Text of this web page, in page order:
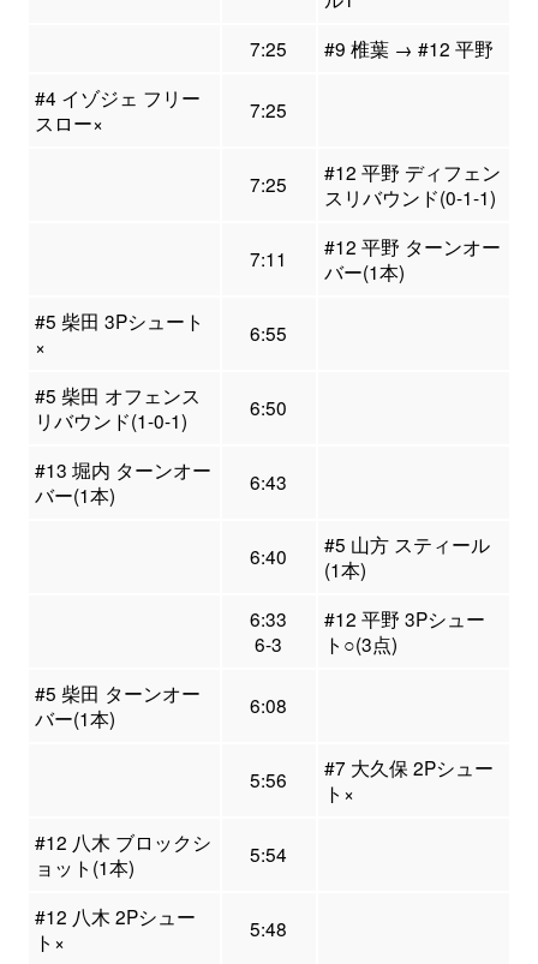
7:25
#9 椎葉 → #12 平野
#4 イゾジェ フリー
スロー×
7:25
7:25
#12 平野 ディフェン
スリバウンド(0-1-1)
7:11
#12 平野 ターンオー
バー(1本)
#5 柴田 3Pシュート
×
6:55
#5 柴田 オフェンス
リバウンド(1-0-1)
6:50
#13 堀内 ターンオー
バー(1本)
6:43
6:40
#5 山方 スティール
(1本)
6:33
6-3
#12 平野 3Pシュー
ト○(3点)
#5 柴田 ターンオー
バー(1本)
6:08
5:56
#7 大久保 2Pシュー
ト×
#12 八木 ブロックシ
ョット(1本)
5:54
#12 八木 2Pシュー
ト×
5:48